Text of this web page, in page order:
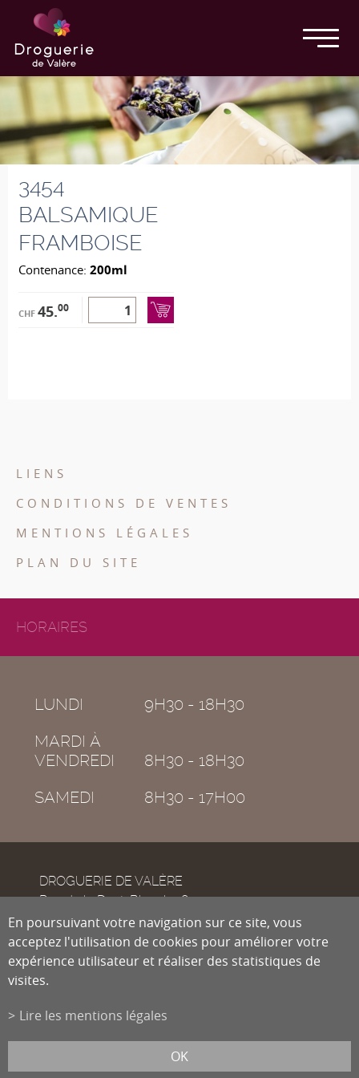
3454
BALSAMIQUE
FRAMBOISE
Contenance: 200ml
CHF 45.00
LIENS
CONDITIONS DE VENTES
MENTIONS LÉGALES
PLAN DU SITE
HORAIRES
LUNDI
9H30 - 18H30
MARDI À
VENDREDI
8H30 - 18H30
SAMEDI
8H30 - 17H00
DROGUERIE DE VALÈRE
Rue de la Dent-Blanche 8
CH-1950
Sion
Tél.
info@droguiste.net
En poursuivant votre navigation sur ce site, vous
acceptez l'utilisation de cookies pour améliorer votre
expérience utilisateur et réaliser des statistiques de
visites.
Lire les mentions légales
OK